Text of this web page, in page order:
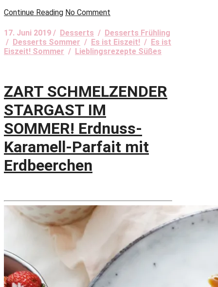
Continue Reading No Comment
17. Juni 2019 / Desserts / Desserts Frühling
/ Desserts Sommer / Es ist Eiszeit! / Es ist
Eiszeit! Sommer / Lieblingsrezepte Süßes
ZART SCHMELZENDER
STARGAST IM
SOMMER! Erdnuss-
Karamell-Parfait mit
Erdbeerchen